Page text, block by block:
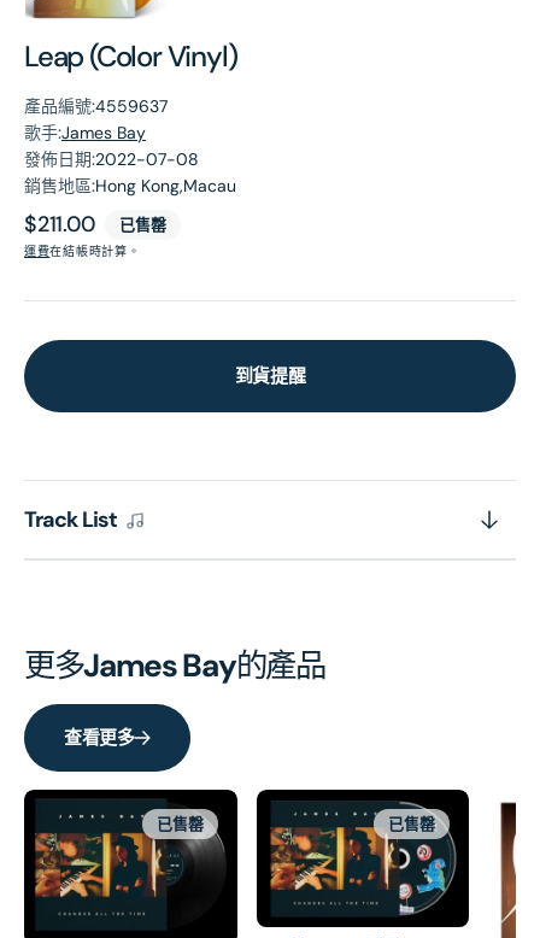
Leap (Color Vinyl)
產品編號:4559637
歌手:James Bay
發佈日期:2022-07-08
銷售地區:Hong Kong,Macau
原
價
$211.00 已售罄
運費在結帳時計算。
到貨提醒
Track List
更多James Bay的產品
查看更多
已售罄 已售罄